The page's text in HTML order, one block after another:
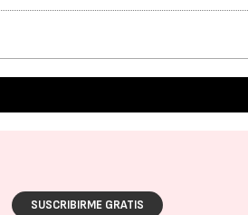
SUSCRIBIRME GRATIS